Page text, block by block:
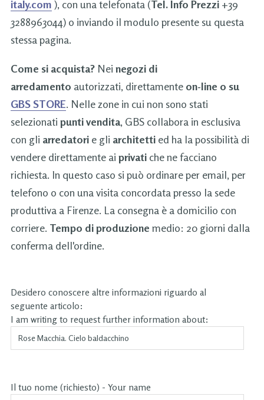
italy.com ), con una telefonata (Tel. Info Prezzi +39
3288963044) o inviando il modulo presente su questa
stessa pagina.
Come si acquista? Nei negozi di
arredamento autorizzati, direttamente on-line o su
GBS STORE. Nelle zone in cui non sono stati
selezionati punti vendita, GBS collabora in esclusiva
con gli arredatori e gli architetti ed ha la possibilità di
vendere direttamente ai privati che ne facciano
richiesta. In questo caso si può ordinare per email, per
telefono o con una visita concordata presso la sede
produttiva a Firenze. La consegna è a domicilio con
corriere. Tempo di produzione medio: 20 giorni dalla
conferma dell'ordine.
Desidero conoscere altre informazioni riguardo al
seguente articolo:
I am writing to request further information about:
Il tuo nome (richiesto) - Your name